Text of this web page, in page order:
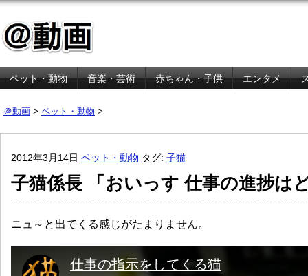
ペット・動物 音楽・芸術 赤ちゃん・子供 エンタメ
＠動画 > ペット・動物 >
2012年3月14日 ペット・動物 タグ: 子猫
子猫係長 「おいっす 仕事の進捗は
ニュ～と出てくる感じがたまりません。